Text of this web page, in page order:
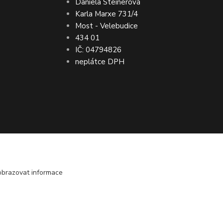
Daniela Steinerová
Karla Marxe 731/4
Most - Velebudice
434 01
IČ: 04794826
neplátce DPH
vrácení peněz ● VRÁCENÍ ZBOŽÍ do 30
informace